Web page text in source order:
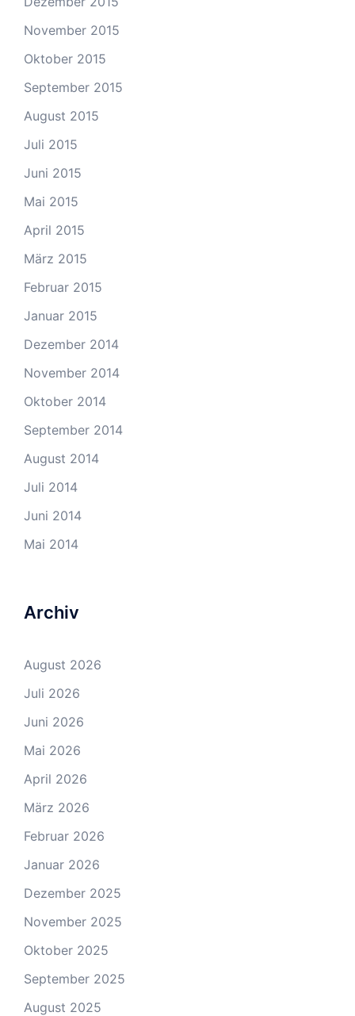
November 2015
Oktober 2015
September 2015
August 2015
Juli 2015
Juni 2015
Mai 2015
April 2015
März 2015
Februar 2015
Januar 2015
Dezember 2014
November 2014
Oktober 2014
September 2014
August 2014
Juli 2014
Juni 2014
Mai 2014
Archiv
August 2026
Juli 2026
Juni 2026
Mai 2026
April 2026
März 2026
Februar 2026
Januar 2026
Dezember 2025
November 2025
Oktober 2025
September 2025
August 2025